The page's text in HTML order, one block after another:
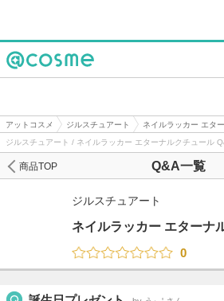
アットコスメ ジルスチュアート ネイルラッカー エタ
ジルスチュアート / ネイルラッカー エターナルクチュール
Q&A一覧
商品TOP
ジルスチュアート
ネイルラッカー エターナ
0